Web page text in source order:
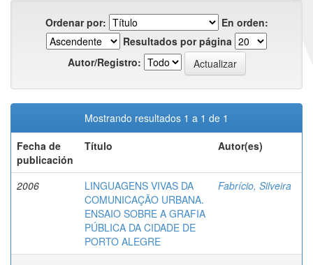
Ordenar por:
En orden:
Resultados por página
Autor/Registro:
Mostrando resultados 1 a 1 de 1
Fecha de
publicación
Título Autor(es)
2006
LINGUAGENS VIVAS DA
COMUNICAÇÃO URBANA.
ENSAIO SOBRE A GRAFIA
PÚBLICA DA CIDADE DE
PORTO ALEGRE
Fabrício, Silveira